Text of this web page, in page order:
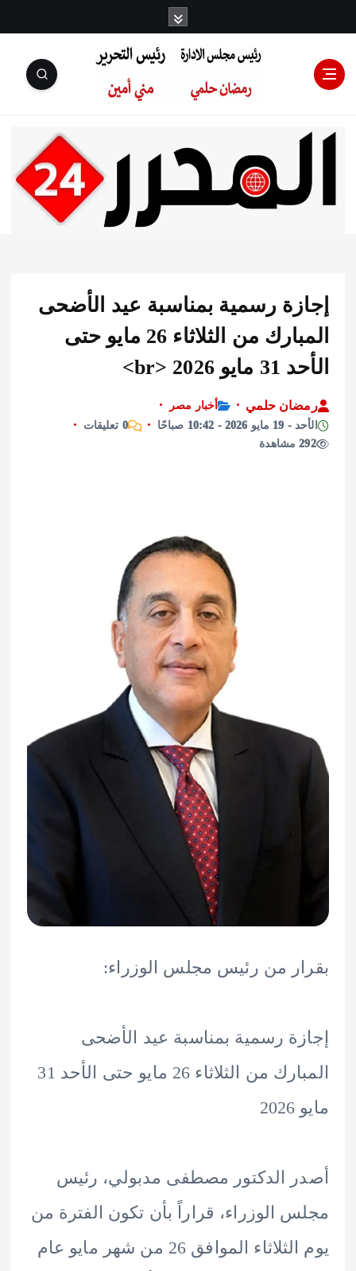
رئيس مجلس
الإدارة: رمضان
التحرير:مني أمين
رسمية بمناسبة عيد الأضحى
المبارك من الثلاثاء 26 مايو حتى
حلمي
أخبار مصر
0 تعليقات
من رئيس مجلس الوزراء:
رسمية بمناسبة عيد الأضحى
المبارك من الثلاثاء 26 مايو حتى الأحد 31
الدكتور مصطفى مدبولي، رئيس
الوزراء، قراراً بأن تكون الفترة من
يوم الثلاثاء الموافق 26 من شهر مايو عام